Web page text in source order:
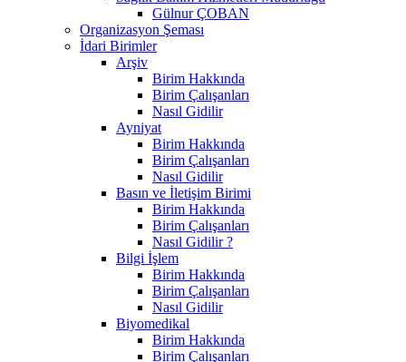
Gülnur ÇOBAN
Organizasyon Şeması
İdari Birimler
Arşiv
Birim Hakkında
Birim Çalışanları
Nasıl Gidilir
Ayniyat
Birim Hakkında
Birim Çalışanları
Nasıl Gidilir
Basın ve İletişim Birimi
Birim Hakkında
Birim Çalışanları
Nasıl Gidilir ?
Bilgi İşlem
Birim Hakkında
Birim Çalışanları
Nasıl Gidilir
Biyomedikal
Birim Hakkında
Birim Çalışanları